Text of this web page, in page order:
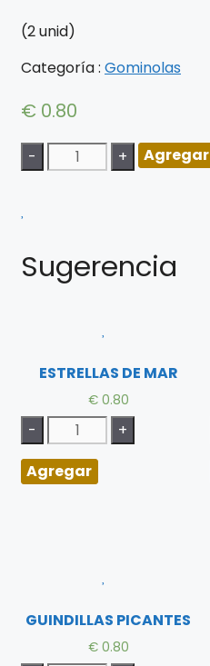
(2 unid)
Categoría : Gominolas
€ 0.80
Agregar
Sugerencia
ESTRELLAS DE MAR
€0.80
Agregar
GUINDILLAS PICANTES
€0.80